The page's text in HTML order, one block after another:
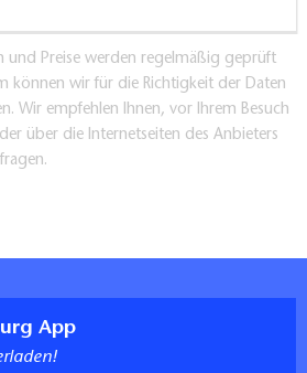
und Preise werden regelmäßig geprüft
können wir für die Richtigkeit der Daten
Wir empfehlen Ihnen, vor Ihrem Besuch
über die Internetseiten des Anbieters
App